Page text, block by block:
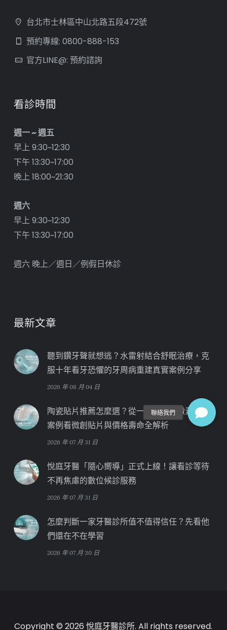
台北市士林區中山北路五段472號
預約專線: 0800-888-153
官方LINE@: 預約諮詢
看診時間
週一 ~ 週五
早上 9:30~12:30
下午 13:30~17:00
晚上 18:00~21:30
週六
早上 9:30~12:30
下午 13:30~17:00
週六 晚上／週日／例假日休診
最新文章
聽到鑽牙聲就想逃？水雷射結合舒眠治療，克
服十年看牙恐懼的牙周病重建真實案例分享
2026 年 08 月 04 日
陶瓷貼片推薦怎麼選？從一位「四環黴素牙」
案例看微創貼片與價格壽命全解析
2026 年 07 月 31 日
悅庭牙醫「隨心嚮導」正式上線！讓看診等待
不再焦慮的數位候診服務
2026 年 07 月 31 日
怎麼判斷一家牙醫診所值不值得信任？先看他
們還在不在學習
2026 年 07 月 30 日
Copyright © 2026 悅庭牙醫診所. All rights reserved.